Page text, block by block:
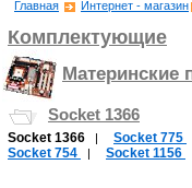
Главная Интернет - магазин
Комплектующие
Материнские
Socket 1366
Socket 1366 | Socket 775
Socket 754 | Socket 1156